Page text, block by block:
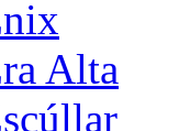
Alta